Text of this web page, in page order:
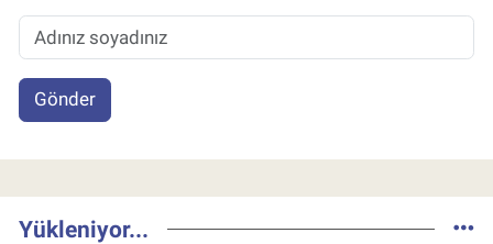
Gönder
Yükleniyor...